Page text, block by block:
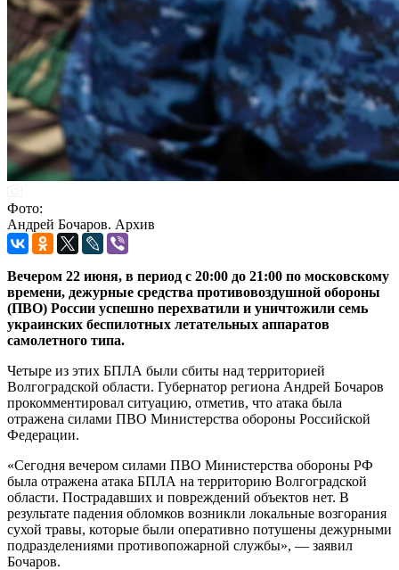
Фото:
Андрей Бочаров. Архив
Вечером 22 июня, в период с 20:00 до 21:00 по московскому
времени, дежурные средства противовоздушной обороны
(ПВО) России успешно перехватили и уничтожили семь
украинских беспилотных летательных аппаратов
самолетного типа.
Четыре из этих БПЛА были сбиты над территорией
Волгоградской области. Губернатор региона Андрей Бочаров
прокомментировал ситуацию, отметив, что атака была
отражена силами ПВО Министерства обороны Российской
Федерации.
«Сегодня вечером силами ПВО Министерства обороны РФ
была отражена атака БПЛА на территорию Волгоградской
области. Пострадавших и повреждений объектов нет. В
результате падения обломков возникли локальные возгорания
сухой травы, которые были оперативно потушены дежурными
подразделениями противопожарной службы», — заявил
Бочаров.